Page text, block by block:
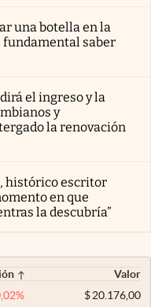
una botella en la
fundamental saber
el ingreso y la
y
la renovación
histórico escritor
en que
la descubría”
Valor
% $20.176,00